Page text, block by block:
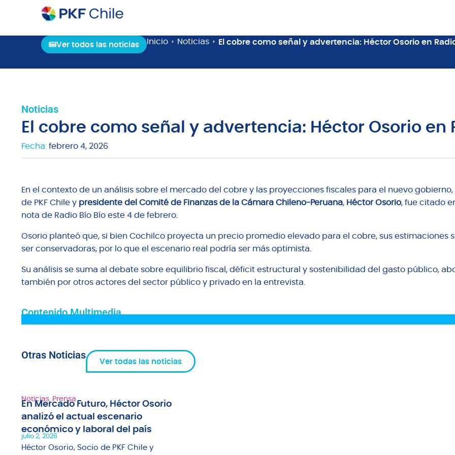
Ver todos las noticias Inicio Noticias El cobre como señal y advertencia: Héctor Osorio en
Noticias
El cobre como señal y advertencia: Héctor Osorio en
Fecha: febrero 4, 2026
En el contexto de un análisis sobre el mercado del cobre y las proyecciones fiscales para el nuevo gobierno,
de PKF Chile y presidente del Comité de Finanzas de la Cámara Chileno-Peruana, Héctor Osorio, fue citado
nota de Radio Bío Bío este 4 de febrero.
Osorio planteó que, si bien Cochilco proyecta un precio promedio elevado para el cobre, sus estimaciones
ser conservadoras, por lo que el escenario real podría ser más optimista.
Su análisis se suma al debate sobre equilibrio fiscal, déficit estructural y sostenibilidad del gasto público,
también por otros actores del sector público y privado en la entrevista.
Contenido Multimedia
Otras Noticias
Ver todas las noticias
Noticias Prensa
En Mercado Futuro, Héctor Osorio
analizó el actual escenario
económico y laboral del país
julio 2, 2026
Héctor Osorio, Socio de PKF Chile y